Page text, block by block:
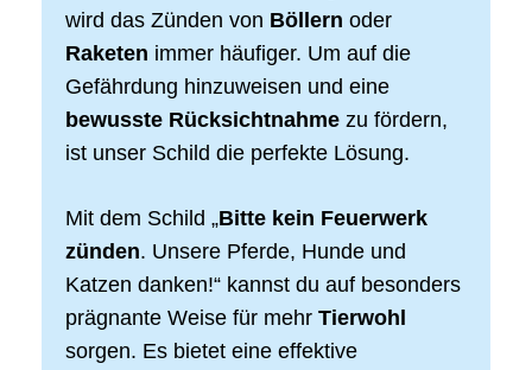
wird das Zünden von Böllern oder
Raketen immer häufiger. Um auf die
Gefährdung hinzuweisen und eine
bewusste Rücksichtnahme zu fördern,
ist unser Schild die perfekte Lösung.
Mit dem Schild „Bitte kein Feuerwerk
zünden. Unsere Pferde, Hunde und
Katzen danken!“ kannst du auf besonders
prägnante Weise für mehr Tierwohl
sorgen. Es bietet eine effektive